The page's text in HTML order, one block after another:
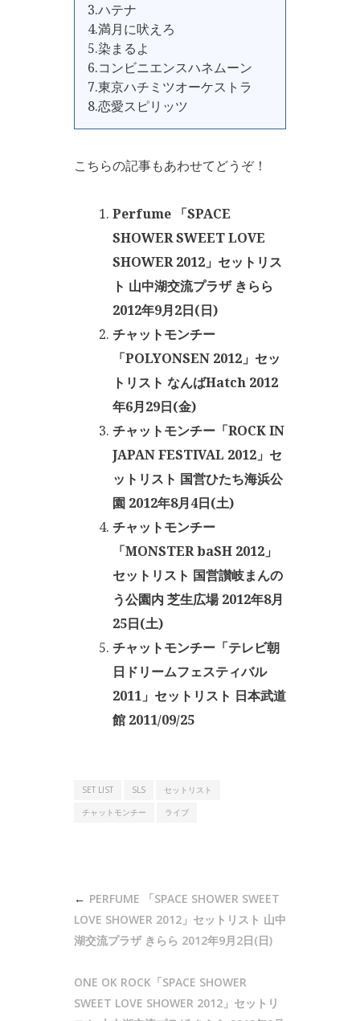
3.ハテナ
4.満月に吠えろ
5.染まるよ
6.コンビニエンスハネムーン
7.東京ハチミツオーケストラ
8.恋愛スピリッツ
こちらの記事もあわせてどうぞ！
Perfume 「SPACE
SHOWER SWEET LOVE
SHOWER 2012」セットリス
ト 山中湖交流プラザ きらら
2012年9月2日(日)
チャットモンチー
「POLYONSEN 2012」セッ
トリスト なんばHatch 2012
年6月29日(金)
チャットモンチー「ROCK IN
JAPAN FESTIVAL 2012」セ
ットリスト 国営ひたち海浜公
園 2012年8月4日(土)
チャットモンチー
「MONSTER baSH 2012」
セットリスト 国営讃岐まんの
う公園内 芝生広場 2012年8月
25日(土)
チャットモンチー「テレビ朝
日ドリームフェスティバル
2011」セットリスト 日本武道
館 2011/09/25
SET LIST SLS
セットリスト
チャットモンチー
ライブ
PERFUME 「SPACE SHOWER SWEET
LOVE SHOWER 2012」セットリスト 山中
湖交流プラザ きらら 2012年9月2日(日)
ONE OK ROCK「SPACE SHOWER
SWEET LOVE SHOWER 2012」セットリ